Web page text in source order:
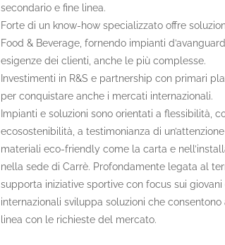
secondario e fine linea.
Forte di un know-how specializzato offre
Food & Beverage, fornendo impianti
esigenze dei clienti, anche le più complesse.
Investimenti in R&S e partnership con primari
per conquistare anche i mercati internazionali.
Impianti e soluzioni sono orientati a flessibilità,
ecosostenibilità, a testimonianza di
materiali eco-friendly come la carta e
nella sede di Carrè. Profondamente legata al
supporta iniziative sportive con focus sui
internazionali sviluppa soluzioni che
linea con le richieste del mercato.